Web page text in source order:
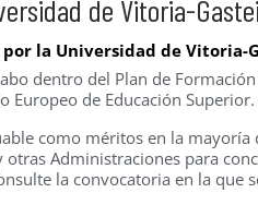
de Vitoria-
la Universidad de Vitoria-
dentro del Plan de
Europeo de Educación Superior.
como méritos en la
otras Administraciones para
la convocatoria en la que